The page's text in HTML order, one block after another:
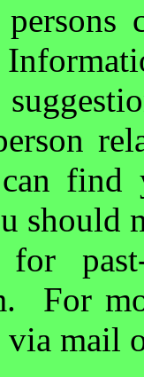
find
should
for
For
via mail